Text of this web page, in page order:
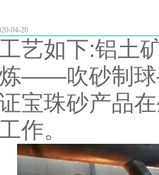
04-20
艺如下:铝
——吹砂制
宝珠砂产品
作。